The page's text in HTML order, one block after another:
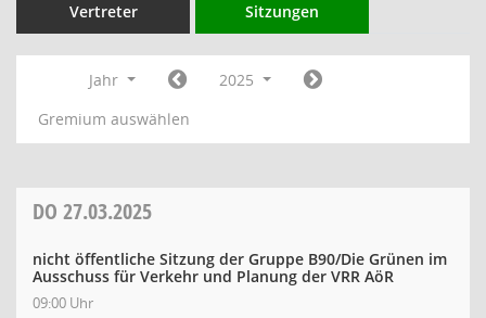
Vertreter Sitzungen
Jahr
2025
Gremium auswählen
DO 27.03.2025
nicht öffentliche Sitzung der Gruppe B90/Die Grünen im
Ausschuss für Verkehr und Planung der VRR AöR
09:00 Uhr